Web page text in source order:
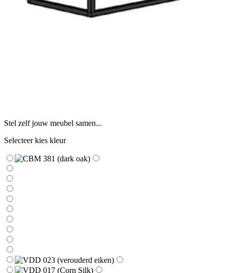
Stel zelf jouw meubel samen...
Selecteer kies kleur